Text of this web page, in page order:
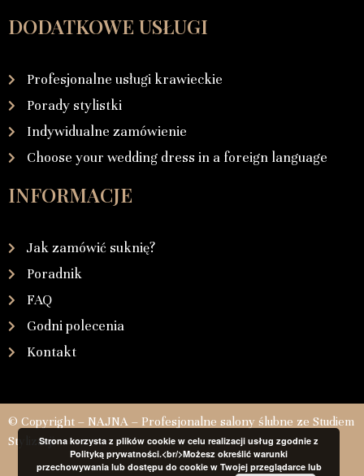
DODATKOWE USŁUGI
Profesjonalne usługi krawieckie
Porady stylistki
Indywidualne zamówienie
Choose your wedding dress in a foreign language
INFORMACJE
Jak zamówić suknię?
Poradnik
FAQ
Godni polecenia
Kontakt
© Copyright – NAJNA – Profesjonalne salony ślubne ze Studiem
StylizacjiStrona korzysta z plików cookie w celu realizacji usług zgodnie z
Polityką prywatności.<br/>Możesz określić warunki
przechowywania lub dostępu do cookie w Twojej przeglądarce lub